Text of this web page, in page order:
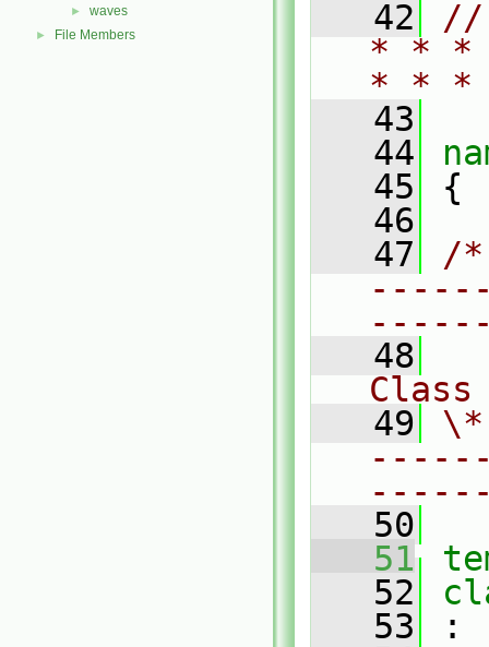
► waves
► File Members
   42
//
* * *
* *
   43
   44
   45
{
   46
   47
/
   48
   49
   50
   51
   52
   53
: